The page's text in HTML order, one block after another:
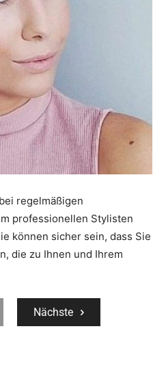
regelmäßigen
professionellen Stylisten
können sicher sein, dass Sie
die zu Ihnen und Ihrem
Nächste